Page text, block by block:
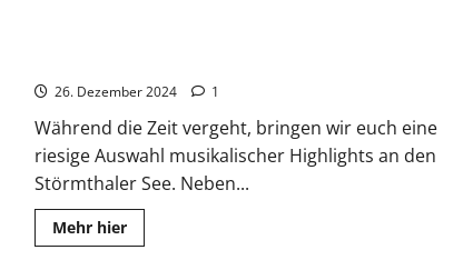
26. Dezember 2024 1
Während die Zeit vergeht, bringen wir euch eine
riesige Auswahl musikalischer Highlights an den
Störmthaler See. Neben...
Mehr hierRead
more